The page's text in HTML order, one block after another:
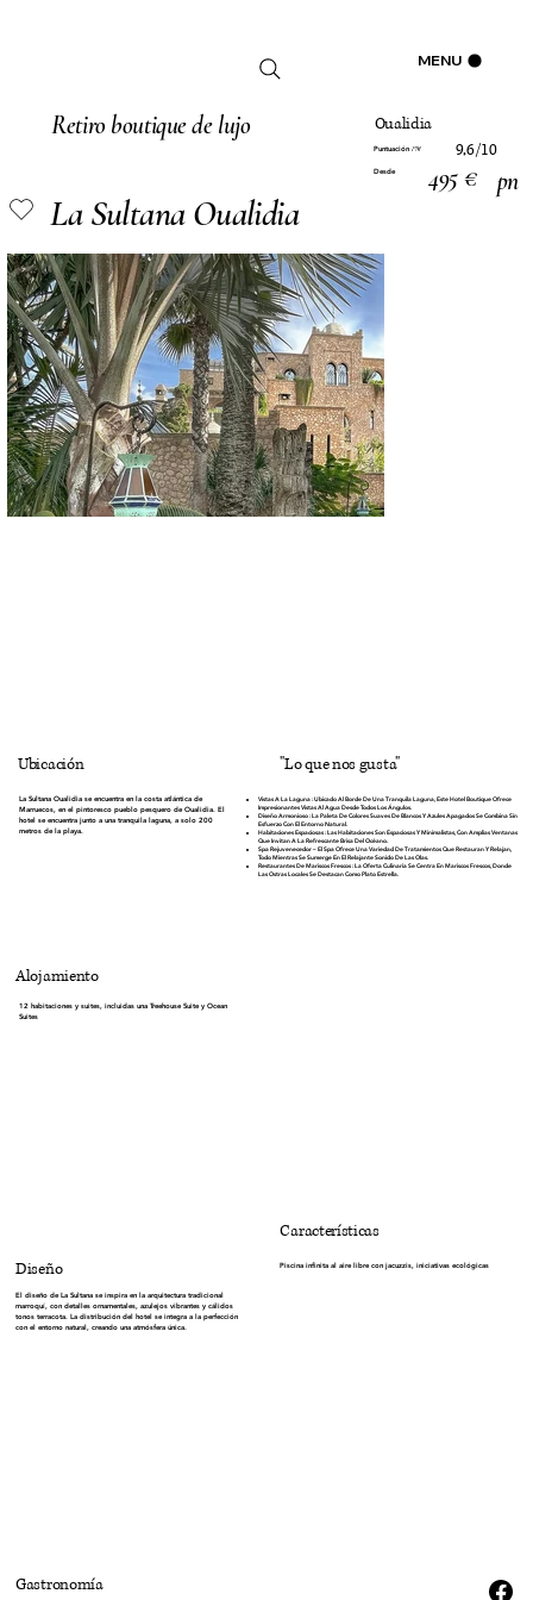
Iniciar sesión
MENU
Retiro boutique de lujo Oualidia
Desde 495 € pn
PuntuaciónPM 9,6/10
La Sultana Oualidia
Ubicación
La Sultana Oualidia se encuentra en la costa atlántica de
Marruecos, en el pintoresco pueblo pesquero de Oualidia. El
hotel se encuentra junto a una tranquila laguna, a solo 200
metros de la playa.
Diseño
El diseño de La Sultana se inspira en la arquitectura tradicional
marroquí, con detalles ornamentales, azulejos vibrantes y cálidos
tonos terracota. La distribución del hotel se integra a la perfección
con el entorno natural, creando una atmósfera única.
Alojamiento
12 habitaciones y suites, incluidas una Treehouse Suite y Ocean
Suites
"Lo que nos gusta"
Características
Piscina infinita al aire libre con jacuzzis, iniciativas ecológicas
Gastronomía
Vistas A La Laguna: Ubicado Al Borde De Una Tranquila Laguna, Este Hotel Boutique Ofrece
Impresionantes Vistas Al Agua Desde Todos Los Ángulos.
Diseño Armonioso: La Paleta De Colores Suaves De Blancos Y Azules Apagados Se Combina Sin
Esfuerzo Con El Entorno Natural.
Habitaciones Espaciosas: Las Habitaciones Son Espaciosas Y Minimalistas, Con Amplias Ventanas
Que Invitan A La Refrescante Brisa Del Océano.
Spa Rejuvenecedor– El Spa Ofrece Una Variedad De Tratamientos Que Restauran Y Relajan,
Todo Mientras Se Sumerge En El Relajante Sonido De Las Olas.
Restaurantes De Mariscos Frescos: La Oferta Culinaria Se Centra En Mariscos Frescos, Donde
Las Ostras Locales Se Destacan Como Plato Estrella.